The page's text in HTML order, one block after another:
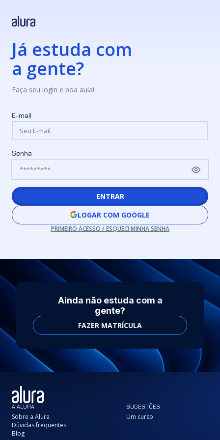
Já estuda com
a gente?
Faça seu login e boa aula!
E-mail
Senha
ENTRAR
LOGAR COM GOOGLE
PRIMEIRO ACESSO / ESQUECI MINHA SENHA
Ainda não estuda com a
gente?
FAZER MATRÍCULA
A ALURA
Sobre a Alura
Dúvidas frequentes
Blog
SUGESTÕES
Um curso